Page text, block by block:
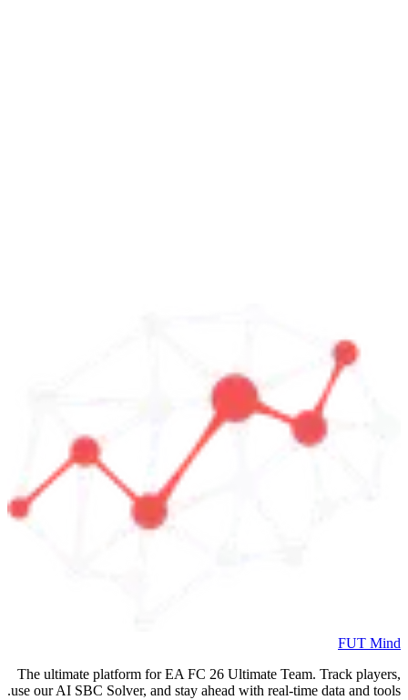
FUT Mind
The ultimate platform for EA FC 26 Ultimate Team. Track players,
use our AI SBC Solver, and stay ahead with real-time data and tools.